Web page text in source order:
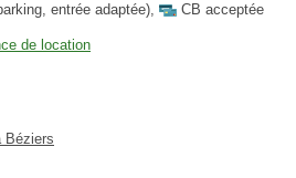
entrée adaptée), CB acceptée
de location
Béziers